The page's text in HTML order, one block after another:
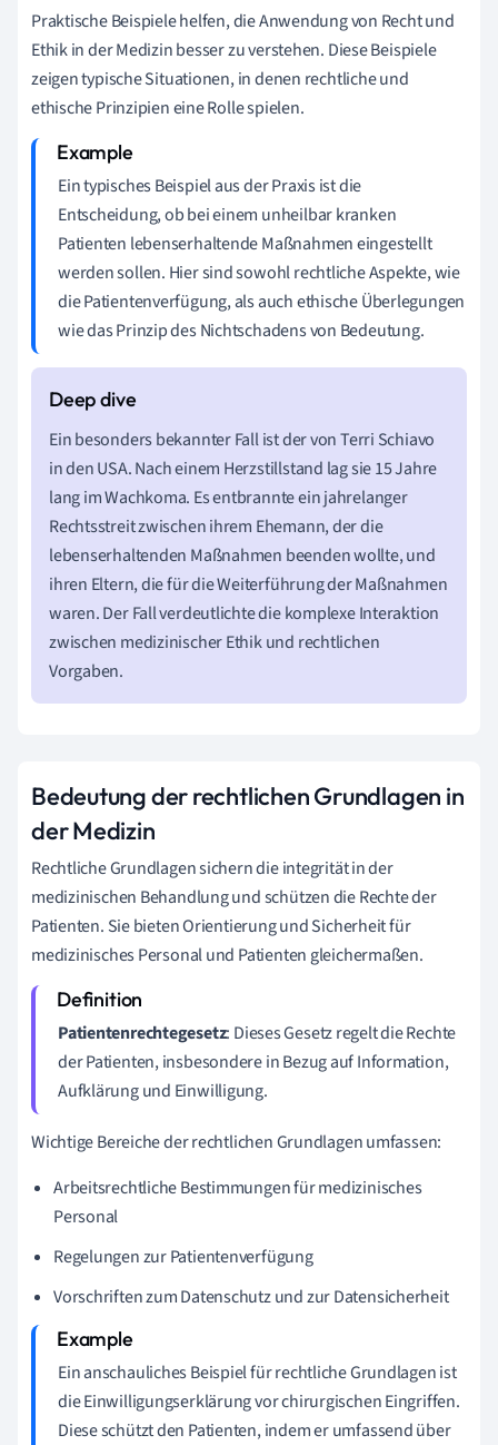
Praktische Beispiele helfen, die Anwendung von Recht und
Ethik in der Medizin besser zu verstehen. Diese Beispiele
zeigen typische Situationen, in denen rechtliche und
ethische Prinzipien eine Rolle spielen.
Ein typisches Beispiel aus der Praxis ist die
Entscheidung, ob bei einem unheilbar kranken
Patienten lebenserhaltende Maßnahmen eingestellt
werden sollen. Hier sind sowohl rechtliche Aspekte, wie
die Patientenverfügung, als auch ethische Überlegungen
wie das Prinzip des Nichtschadens von Bedeutung.
Ein besonders bekannter Fall ist der von Terri Schiavo
in den USA. Nach einem Herzstillstand lag sie 15 Jahre
lang im Wachkoma. Es entbrannte ein jahrelanger
Rechtsstreit zwischen ihrem Ehemann, der die
lebenserhaltenden Maßnahmen beenden wollte, und
ihren Eltern, die für die Weiterführung der Maßnahmen
waren. Der Fall verdeutlichte die komplexe Interaktion
zwischen medizinischer Ethik und rechtlichen
Vorgaben.
Bedeutung der rechtlichen Grundlagen in
der Medizin
Rechtliche Grundlagen sichern die integrität in der
medizinischen Behandlung und schützen die Rechte der
Patienten. Sie bieten Orientierung und Sicherheit für
medizinisches Personal und Patienten gleichermaßen.
Patientenrechtegesetz: Dieses Gesetz regelt die Rechte
der Patienten, insbesondere in Bezug auf Information,
Aufklärung und Einwilligung.
Wichtige Bereiche der rechtlichen Grundlagen umfassen:
Arbeitsrechtliche Bestimmungen für medizinisches
Personal
Regelungen zur Patientenverfügung
Vorschriften zum Datenschutz und zur Datensicherheit
Ein anschauliches Beispiel für rechtliche Grundlagen ist
die Einwilligungserklärung vor chirurgischen Eingriffen.
Diese schützt den Patienten, indem er umfassend über